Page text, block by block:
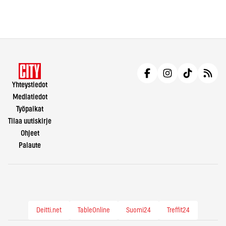
Yhteystiedot
Mediatiedot
Työpaikat
Tilaa uutiskirje
Ohjeet
Palaute
Deitti.net TableOnline Suomi24 Treffit24